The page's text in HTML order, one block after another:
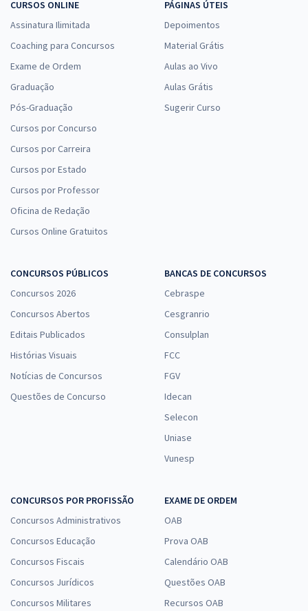
CURSOS ONLINE
Assinatura Ilimitada
Coaching para Concursos
Exame de Ordem
Graduação
Pós-Graduação
Cursos por Concurso
Cursos por Carreira
Cursos por Estado
Cursos por Professor
Oficina de Redação
Cursos Online Gratuitos
PÁGINAS ÚTEIS
Depoimentos
Material Grátis
Aulas ao Vivo
Aulas Grátis
Sugerir Curso
CONCURSOS PÚBLICOS
Concursos 2026
Concursos Abertos
Editais Publicados
Histórias Visuais
Notícias de Concursos
Questões de Concurso
BANCAS DE CONCURSOS
Cebraspe
Cesgranrio
Consulplan
FCC
FGV
Idecan
Selecon
Uniase
Vunesp
CONCURSOS POR PROFISSÃO
Concursos Administrativos
Concursos Educação
Concursos Fiscais
Concursos Jurídicos
Concursos Militares
EXAME DE ORDEM
OAB
Prova OAB
Calendário OAB
Questões OAB
Recursos OAB